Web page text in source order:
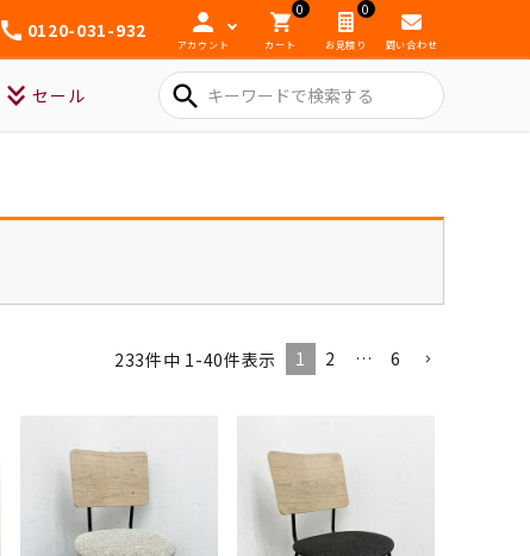
0120-031-932
アカウント
0
カート
0
お見積り 問い合わせ
セール search
233件中 1 -40件表示 1 2 … 6